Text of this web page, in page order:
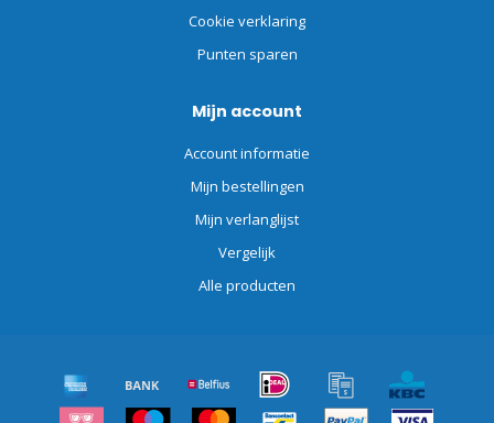
Cookie verklaring
Punten sparen
Mijn account
Account informatie
Mijn bestellingen
Mijn verlanglijst
Vergelijk
Alle producten